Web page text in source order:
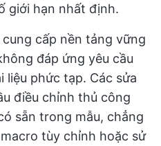
giới hạn nhất định.
cung cấp nền tảng vững
đáp ứng yêu cầu
liệu phức tạp. Các sửa
điều chỉnh thủ công
sẵn trong mẫu, chẳng
tùy chỉnh hoặc sử